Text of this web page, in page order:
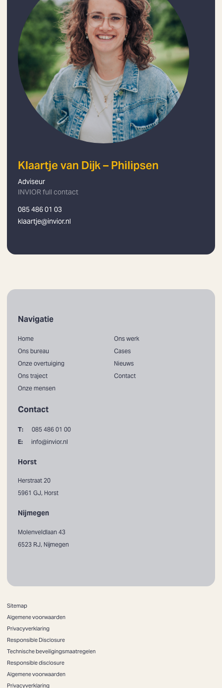
Klaartje van Dijk – Philipsen
Adviseur
INVIOR full contact
085 486 01 03
klaartje@invior.nl
Navigatie
Home
Ons bureau
Onze overtuiging
Ons traject
Onze mensen
Ons werk
Cases
Nieuws
Contact
Contact
T:
085 486 01 00
E:
info@invior.nl
Horst
Herstraat 20
5961 GJ, Horst
Nijmegen
Molenveldlaan 43
6523 RJ, Nijmegen
Sitemap
Algemene voorwaarden
Privacyverklaring
Responsible Disclosure
Technische beveiligingsmaatregelen
Responsible disclosure
Algemene voorwaarden
Privacyverklaring